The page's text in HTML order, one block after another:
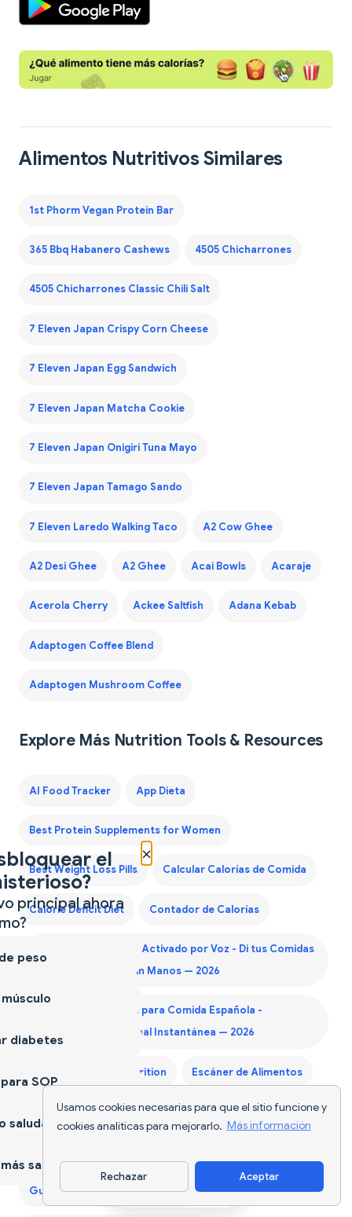
Usamos cookies necesarias para que el sitio funcione y
cookies analíticas para mejorarlo. Más información
Rechazar Aceptar
Alimentos Nutritivos Similares
1st Phorm Vegan Protein Bar
365 Bbq Habanero Cashews 4505 Chicharrones
4505 Chicharrones Classic Chili Salt
7 Eleven Japan Crispy Corn Cheese
7 Eleven Japan Egg Sandwich
7 Eleven Japan Matcha Cookie
7 Eleven Japan Onigiri Tuna Mayo
7 Eleven Japan Tamago Sando
7 Eleven Laredo Walking Taco A2 Cow Ghee
A2 Desi Ghee A2 Ghee Acai Bowls Acaraje
Acerola Cherry Ackee Saltfish Adana Kebab
Adaptogen Coffee Blend
Adaptogen Mushroom Coffee
Explore Más Nutrition Tools & Resources
AI Food Tracker App Dieta
Best Protein Supplements for Women
Best Weight Loss Pills Calcular Calorías de Comida
Calorie Deficit Diet Contador de Calorías
Contador de Calorías Activado por Voz - Di tus Comidas
y Rastrea Nutrición Sin Manos — 2026
Contador de Calorías para Comida Española -
Información Nutricional Instantánea — 2026
Diet Supplements Nutrition Escáner de Alimentos
Generador Lista de Compras Keto
Guía Proteína Primer TrimestreDescargar app
×
el
principal ahora
peso
diabetes
SOP
saludable
sano